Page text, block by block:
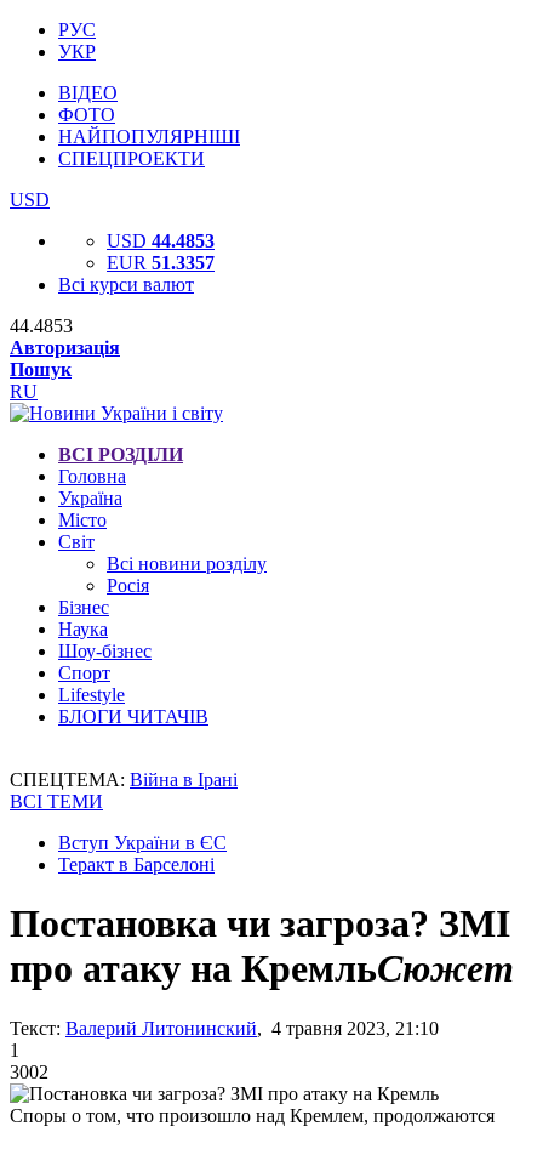
РУС
УКР
ВІДЕО
ФОТО
НАЙПОПУЛЯРНІШІ
СПЕЦПРОЕКТИ
USD
USD 44.4853
EUR 51.3357
Всі курси валют
44.4853
Авторизація
Пошук
RU
ВСІ РОЗДІЛИ
Головна
Україна
Місто
Світ
Всі новини розділу
Росія
Бізнес
Наука
Шоу-бізнес
Спорт
Lifestyle
БЛОГИ ЧИТАЧІВ
СПЕЦТЕМА: Війна в Ірані
ВСІ ТЕМИ
Вступ України в ЄС
Теракт в Барселоні
Постановка чи загроза? ЗМІ
про атаку на КремльСюжет
Текст: Валерий Литонинский, 4 травня 2023, 21:10
1
3002
Споры о том, что произошло над Кремлем, продолжаются